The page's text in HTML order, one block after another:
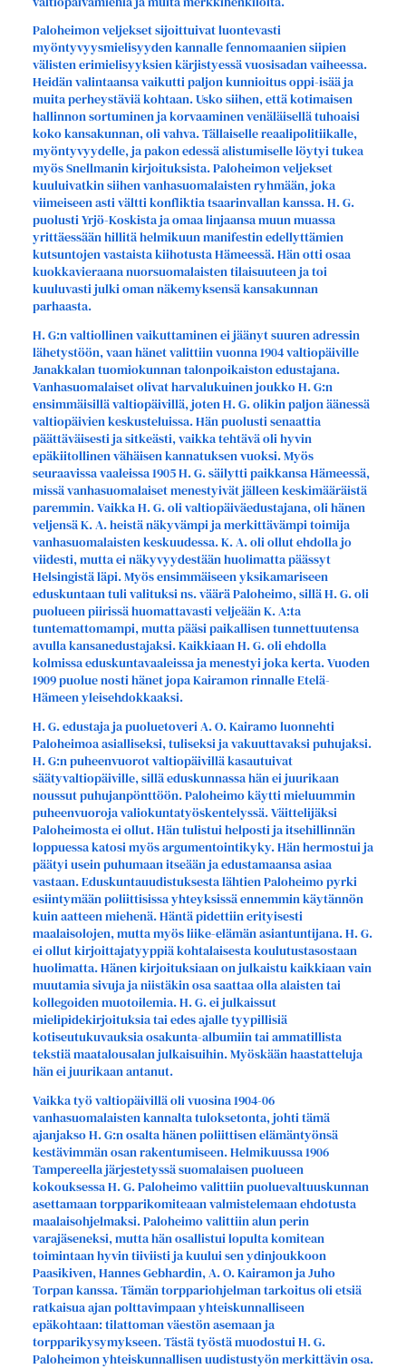
Paloheimon veljekset sijoittuivat luontevasti
myöntyvyysmielisyyden kannalle fennomaanien siipien
välisten erimielisyyksien kärjistyessä vuosisadan vaiheessa.
Heidän valintaansa vaikutti paljon kunnioitus oppi-isää ja
muita perheystäviä kohtaan. Usko siihen, että kotimaisen
hallinnon sortuminen ja korvaaminen venäläisellä tuhoaisi
koko kansakunnan, oli vahva. Tällaiselle reaalipolitiikalle,
myöntyvyydelle, ja pakon edessä alistumiselle löytyi tukea
myös Snellmanin kirjoituksista. Paloheimon veljekset
kuuluivatkin siihen vanhasuomalaisten ryhmään, joka
viimeiseen asti vältti konfliktia tsaarinvallan kanssa. H. G.
puolusti Yrjö-Koskista ja omaa linjaansa muun muassa
yrittäessään hillitä helmikuun manifestin edellyttämien
kutsuntojen vastaista kiihotusta Hämeessä. Hän otti osaa
kuokkavieraana nuorsuomalaisten tilaisuuteen ja toi
kuuluvasti julki oman näkemyksensä kansakunnan
parhaasta.
H. G:n valtiollinen vaikuttaminen ei jäänyt suuren adressin
lähetystöön, vaan hänet valittiin vuonna 1904 valtiopäiville
Janakkalan tuomiokunnan talonpoikaiston edustajana.
Vanhasuomalaiset olivat harvalukuinen joukko H. G:n
ensimmäisillä valtiopäivillä, joten H. G. olikin paljon äänessä
valtiopäivien keskusteluissa. Hän puolusti senaattia
päättäväisesti ja sitkeästi, vaikka tehtävä oli hyvin
epäkiitollinen vähäisen kannatuksen vuoksi. Myös
seuraavissa vaaleissa 1905 H. G. säilytti paikkansa Hämeessä,
missä vanhasuomalaiset menestyivät jälleen keskimääräistä
paremmin. Vaikka H. G. oli valtiopäiväedustajana, oli hänen
veljensä K. A. heistä näkyvämpi ja merkittävämpi toimija
vanhasuomalaisten keskuudessa. K. A. oli ollut ehdolla jo
viidesti, mutta ei näkyvyydestään huolimatta päässyt
Helsingistä läpi. Myös ensimmäiseen yksikamariseen
eduskuntaan tuli valituksi ns. väärä Paloheimo, sillä H. G. oli
puolueen piirissä huomattavasti veljeään K. A:ta
tuntemattomampi, mutta pääsi paikallisen tunnettuutensa
avulla kansanedustajaksi. Kaikkiaan H. G. oli ehdolla
kolmissa eduskuntavaaleissa ja menestyi joka kerta. Vuoden
1909 puolue nosti hänet jopa Kairamon rinnalle Etelä-
Hämeen yleisehdokkaaksi.
H. G. edustaja ja puoluetoveri A. O. Kairamo luonnehti
Paloheimoa asialliseksi, tuliseksi ja vakuuttavaksi puhujaksi.
H. G:n puheenvuorot valtiopäivillä kasautuivat
säätyvaltiopäiville, sillä eduskunnassa hän ei juurikaan
noussut puhujanpönttöön. Paloheimo käytti mieluummin
puheenvuoroja valiokuntatyöskentelyssä. Väittelijäksi
Paloheimosta ei ollut. Hän tulistui helposti ja itsehillinnän
loppuessa katosi myös argumentointikyky. Hän hermostui ja
päätyi usein puhumaan itseään ja edustamaansa asiaa
vastaan. Eduskuntauudistuksesta lähtien Paloheimo pyrki
esiintymään poliittisissa yhteyksissä ennemmin käytännön
kuin aatteen miehenä. Häntä pidettiin erityisesti
maalaisolojen, mutta myös liike-elämän asiantuntijana. H. G.
ei ollut kirjoittajatyyppiä kohtalaisesta koulutustasostaan
huolimatta. Hänen kirjoituksiaan on julkaistu kaikkiaan vain
muutamia sivuja ja niistäkin osa saattaa olla alaisten tai
kollegoiden muotoilemia. H. G. ei julkaissut
mielipidekirjoituksia tai edes ajalle tyypillisiä
kotiseutukuvauksia osakunta-albumiin tai ammatillista
tekstiä maatalousalan julkaisuihin. Myöskään haastatteluja
hän ei juurikaan antanut.
Vaikka työ valtiopäivillä oli vuosina 1904-06
vanhasuomalaisten kannalta tuloksetonta, johti tämä
ajanjakso H. G:n osalta hänen poliittisen elämäntyönsä
kestävimmän osan rakentumiseen. Helmikuussa 1906
Tampereella järjestetyssä suomalaisen puolueen
kokouksessa H. G. Paloheimo valittiin puoluevaltuuskunnan
asettamaan torpparikomiteaan valmistelemaan ehdotusta
maalaisohjelmaksi. Paloheimo valittiin alun perin
varajäseneksi, mutta hän osallistui lopulta komitean
toimintaan hyvin tiiviisti ja kuului sen ydinjoukkoon
Paasikiven, Hannes Gebhardin, A. O. Kairamon ja Juho
Torpan kanssa. Tämän torppariohjelman tarkoitus oli etsiä
ratkaisua ajan polttavimpaan yhteiskunnalliseen
epäkohtaan: tilattoman väestön asemaan ja
torpparikysymykseen. Tästä työstä muodostui H. G.
Paloheimon yhteiskunnallisen uudistustyön merkittävin osa.